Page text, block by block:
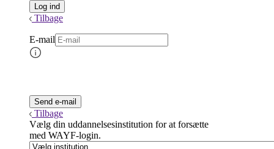
Tilbage
E-mail
Tilbage
Vælg din uddannelsesinstitution for at forsætte
med WAYF-login.